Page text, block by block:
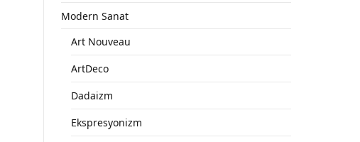
Modern Sanat
Art Nouveau
ArtDeco
Dadaizm
Ekspresyonizm